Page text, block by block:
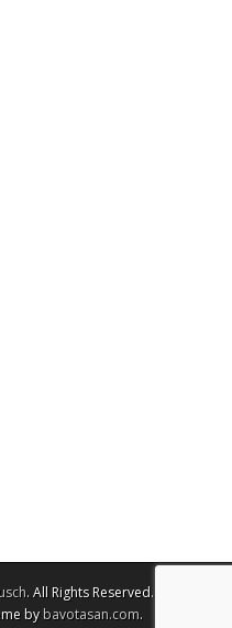
. All Rights Reserved.
bybavotasan.com.